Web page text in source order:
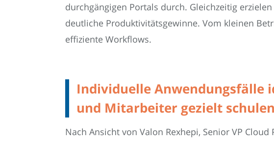
durchgängigen Portals durch. Gleichzeitig
deutliche Produktivitätsgewinne. Vom kleinen
effiziente Workflows.
Individuelle
und Mitarbeiter gezielt schulen
Nach Ansicht von Valon Rexhepi, Senior VP